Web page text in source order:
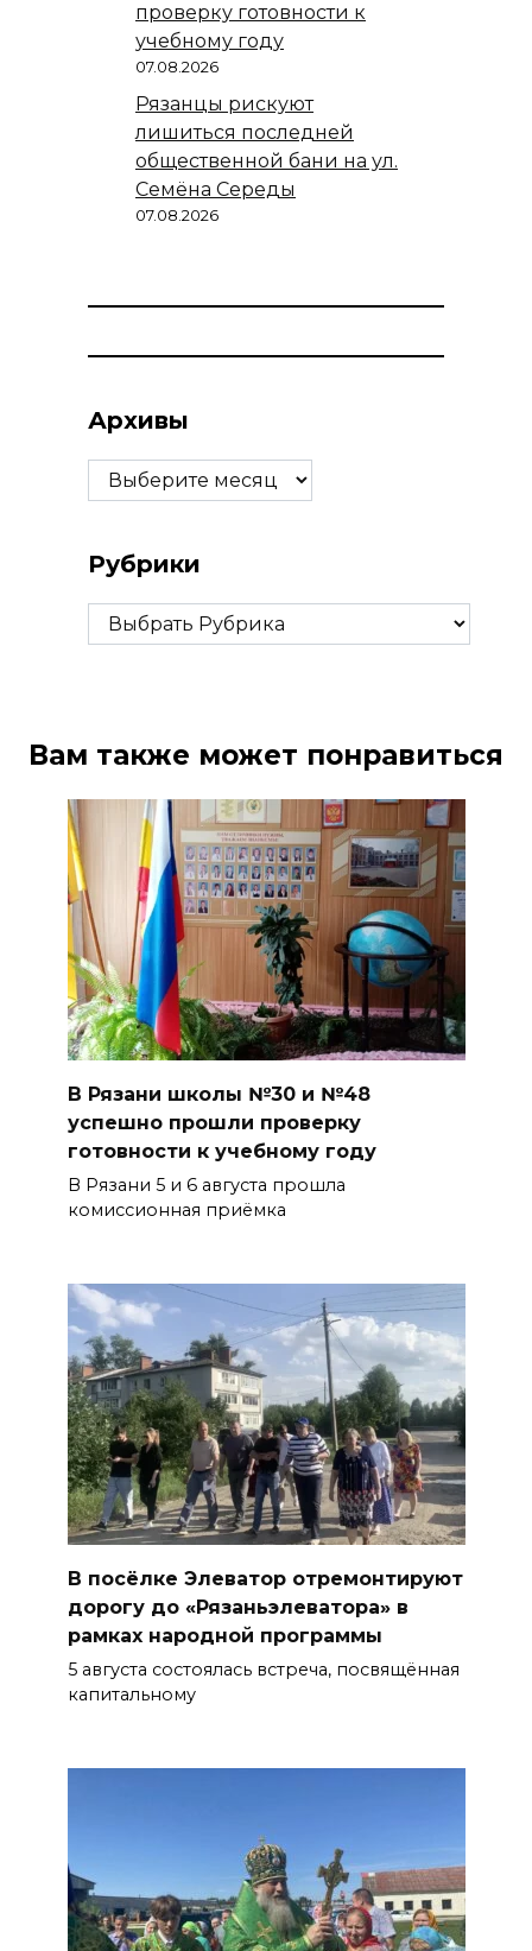
проверку готовности к
учебному году
07.08.2026
Рязанцы рискуют
лишиться последней
общественной бани на ул.
Семёна Середы
07.08.2026
Архивы
Архивы
Рубрики
Рубрики
Вам также может понравиться
В Рязани школы №30 и №48
успешно прошли проверку
готовности к учебному году
В Рязани 5 и 6 августа прошла
комиссионная приёмка
В посёлке Элеватор отремонтируют
дорогу до «Рязаньэлеватора» в
рамках народной программы
5 августа состоялась встреча, посвящённая
капитальному